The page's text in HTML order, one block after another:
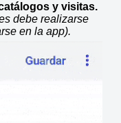
y visitas.
debe realizarse
en la app).